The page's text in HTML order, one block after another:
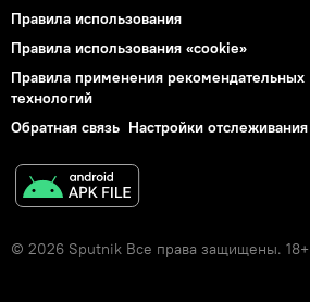
Правила использования
Правила использования «cookie»
Правила применения рекомендательных
технологий
Обратная связь Настройки отслеживания
© 2026 Sputnik Все права защищены. 18+